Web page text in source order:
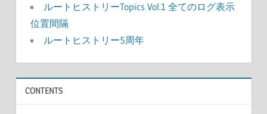
ルートヒストリーTopics Vol.1 全てのログ表示
位置間隔
ルートヒストリー5周年
CONTENTS